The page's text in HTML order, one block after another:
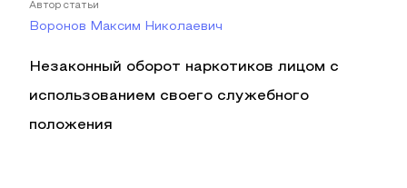
Автор статьи
Воронов Максим Николаевич
Незаконный оборот наркотиков лицом с
использованием своего служебного
положения